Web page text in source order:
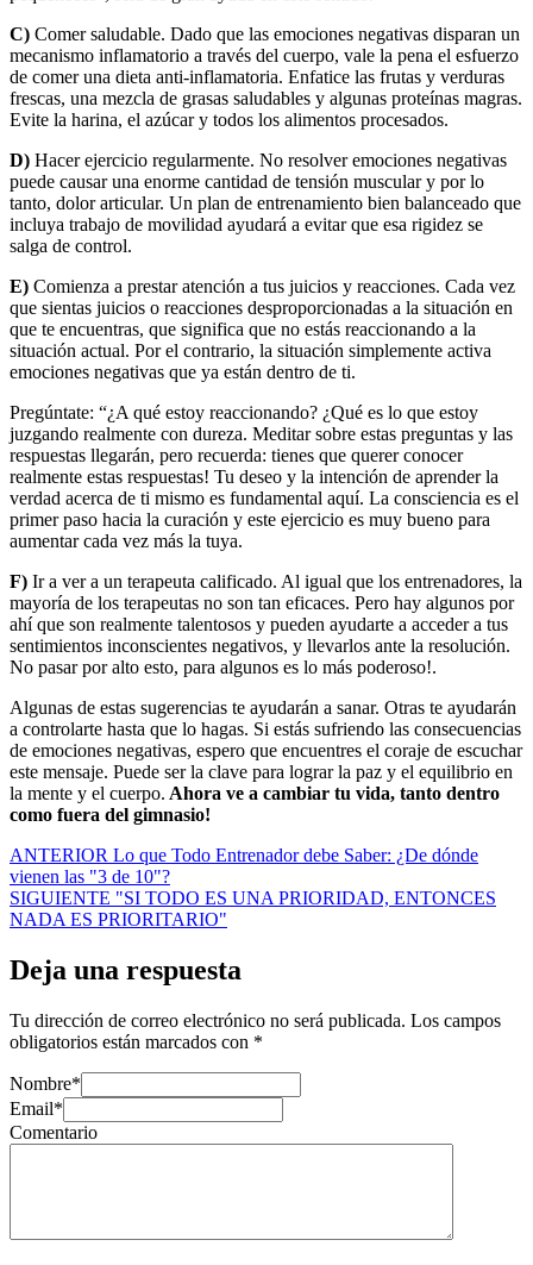
C) Comer saludable. Dado que las emociones negativas disparan un
mecanismo inflamatorio a través del cuerpo, vale la pena el esfuerzo
de comer una dieta anti-inflamatoria. Enfatice las frutas y verduras
frescas, una mezcla de grasas saludables y algunas proteínas magras.
Evite la harina, el azúcar y todos los alimentos procesados.
D) Hacer ejercicio regularmente. No resolver emociones negativas
puede causar una enorme cantidad de tensión muscular y por lo
tanto, dolor articular. Un plan de entrenamiento bien balanceado que
incluya trabajo de movilidad ayudará a evitar que esa rigidez se
salga de control.
E) Comienza a prestar atención a tus juicios y reacciones. Cada vez
que sientas juicios o reacciones desproporcionadas a la situación en
que te encuentras, que significa que no estás reaccionando a la
situación actual. Por el contrario, la situación simplemente activa
emociones negativas que ya están dentro de ti.
Pregúntate: “¿A qué estoy reaccionando? ¿Qué es lo que estoy
juzgando realmente con dureza. Meditar sobre estas preguntas y las
respuestas llegarán, pero recuerda: tienes que querer conocer
realmente estas respuestas! Tu deseo y la intención de aprender la
verdad acerca de ti mismo es fundamental aquí. La consciencia es el
primer paso hacia la curación y este ejercicio es muy bueno para
aumentar cada vez más la tuya.
F) Ir a ver a un terapeuta calificado. Al igual que los entrenadores, la
mayoría de los terapeutas no son tan eficaces. Pero hay algunos por
ahí que son realmente talentosos y pueden ayudarte a acceder a tus
sentimientos inconscientes negativos, y llevarlos ante la resolución.
No pasar por alto esto, para algunos es lo más poderoso!.
Algunas de estas sugerencias te ayudarán a sanar. Otras te ayudarán
a controlarte hasta que lo hagas. Si estás sufriendo las consecuencias
de emociones negativas, espero que encuentres el coraje de escuchar
este mensaje. Puede ser la clave para lograr la paz y el equilibrio en
la mente y el cuerpo. Ahora ve a cambiar tu vida, tanto dentro
como fuera del gimnasio!
ANTERIOR Lo que Todo Entrenador debe Saber: ¿De dónde
vienen las "3 de 10"?
SIGUIENTE "SI TODO ES UNA PRIORIDAD, ENTONCES
NADA ES PRIORITARIO"
Deja una respuesta
Tu dirección de correo electrónico no será publicada. Los campos
obligatorios están marcados con *
Nombre*
Email*
Comentario